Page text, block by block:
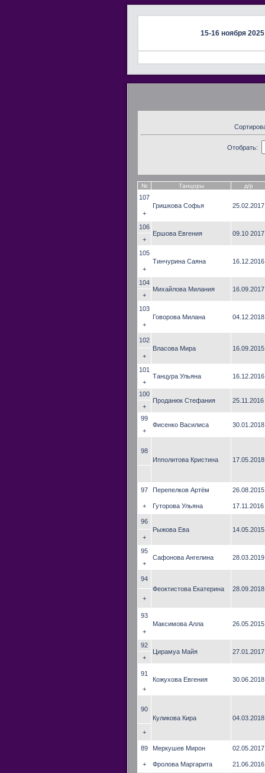
15-16 ноября 2025
Отобрать:
№ Танцоры д/р
107
Гришкова Софья
25.02.2017
+
106
Ершова Евгения
09.10 2017
+
105
Тинчурина Саяна
16.12.2016
+
104
Михайлова Милания
16.09.2017
+
103
Говорова Милана
04.12.2018
+
102
Власова Мира
16.09.2015
+
101
Танцура Ульяна
16.12.2016
+
100
Проданюк Стефания
25.11.2016
+
99
Фисенко Василиса
30.01.2018
+
98
Ипполитова Кристина
17.05.2018
97 Перепелков Артём
26.08.2015
+ Гуторова Ульяна 17.11.2016
96
Рыжова Ева
14.05.2015
+
95
Сафонова Ангелина
28.03.2019
+
94
Феоктистова Екатерина
28.09.2018
+
93
Максимова Алла
26.05.2015
+
92
Цирамуа Майя
27.01.2017
+
91
Кожухова Евгения
30.06.2018
+
90
Куликова Кира
04.03.2018
+
89 Меркушев Мирон
02.05.2017
+ Фролова Маргарита 21.06.2016